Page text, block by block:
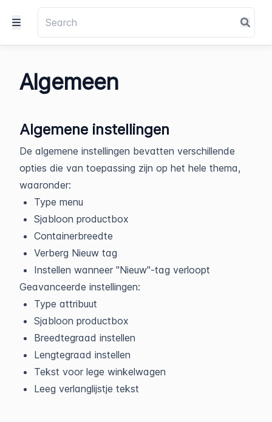
Algemeen
Algemene instellingen
De algemene instellingen bevatten verschillende
opties die van toepassing zijn op het hele thema,
waaronder:
Type menu
Sjabloon productbox
Containerbreedte
Verberg Nieuw tag
Instellen wanneer "Nieuw"-tag verloopt
Geavanceerde instellingen:
Type attribuut
Sjabloon productbox
Breedtegraad instellen
Lengtegraad instellen
Tekst voor lege winkelwagen
Leeg verlanglijstje tekst